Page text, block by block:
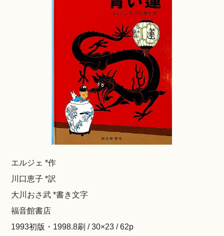
エルジェ *作
川口恵子 *訳
大川おさ武 *書き文字
福音館書店
1993初版・1998.8刷 / 30×23 / 62p